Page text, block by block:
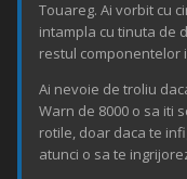
Touareg. Ai vorbit cu
intampla cu tinuta de
restul componentelor
Ai nevoie de troliu
Warn de 8000 o sa iti
rotile, doar daca te
atunci o sa te